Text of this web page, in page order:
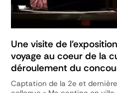
Une visite de
voyage au coeur de la
déroulement du
Captation de la 2e et